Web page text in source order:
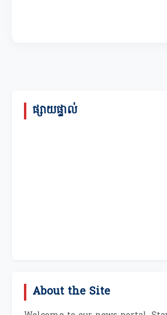
ផ្សាយផ្ទាល់
About the Site